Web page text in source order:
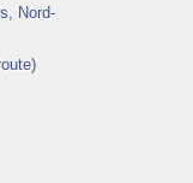
Nord-